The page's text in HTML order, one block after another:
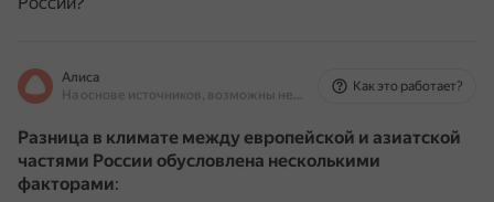
Алиса
На основе источников, возможны неточности
Как это работает?
Разница в климате между европейской и азиатской
частями России обусловлена несколькими
факторами: